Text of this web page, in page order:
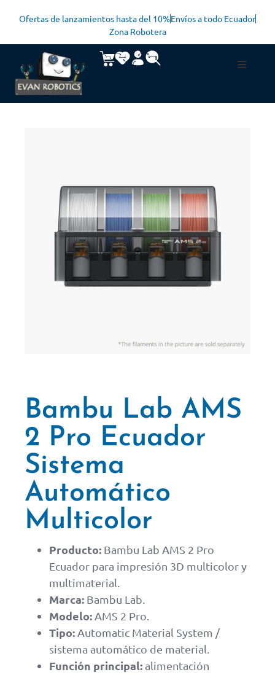
Ofertas de lanzamientos hasta del 10%Envíos a todo Ecuador
Zona Robotera
Bambu Lab AMS
2 Pro Ecuador
Sistema
Automático
Multicolor
Producto: Bambu Lab AMS 2 Pro
Ecuador para impresión 3D multicolor y
multimaterial.
Marca: Bambu Lab.
Modelo:AMS 2 Pro.
Tipo:Automatic Material System /
sistema automático de material.
Función principal:alimentación